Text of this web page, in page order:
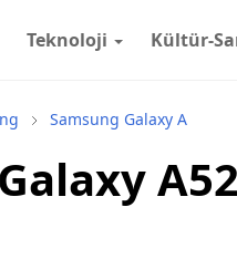
Teknoloji Kültür-
Samsung Galaxy A